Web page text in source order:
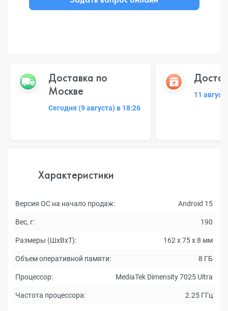
Доставка по
Москве
Сегодня (9 августа) в 18:26
11
Характеристики
Версия ОС на начало продаж: Android 15
Вес, г: 190
Размеры (ШxВxТ): 162 x 75 x 8 мм
Объем оперативной памяти: 8 ГБ
Процессор: MediaTek Dimensity 7025 Ultra
Частота процессора: 2.25 ГГц